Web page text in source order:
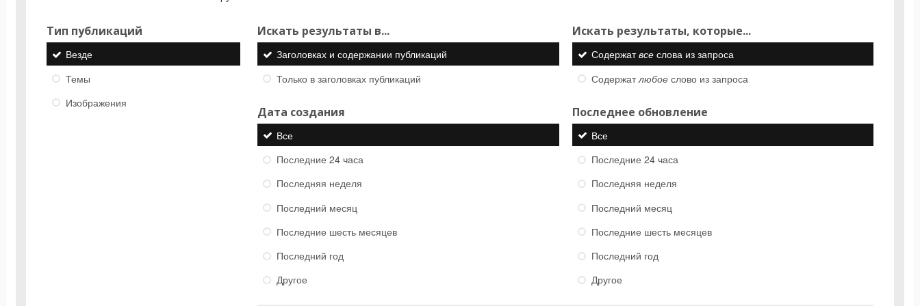
Тип публикаций
Везде
Темы
Изображения
Искать результаты в...
Заголовках и содержании публикаций
Только в заголовках публикаций
Искать результаты, которые...
Содержатвсеслова из запроса
Содержатлюбоеслово из запроса
Дата создания
Все
Последние 24 часа
Последняя неделя
Последний месяц
Последние шесть месяцев
Последний год
Другое
Последнее обновление
Все
Последние 24 часа
Последняя неделя
Последний месяц
Последние шесть месяцев
Последний год
Другое